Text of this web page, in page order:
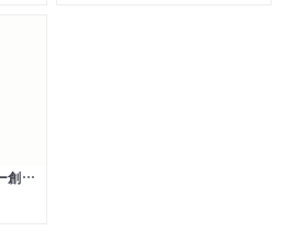
７日でできるキャラクター創作入門